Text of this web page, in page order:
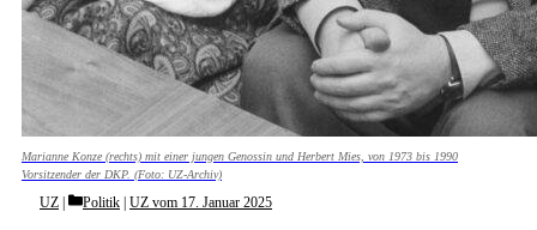
Marianne Konze (rechts) mit einer jungen Genossin und Herbert Mies, von 1973 bis 1990
Vorsitzender der DKP. (Foto: UZ-Archiv)
UZ Categories
Politik UZ vom 17. Januar 2025